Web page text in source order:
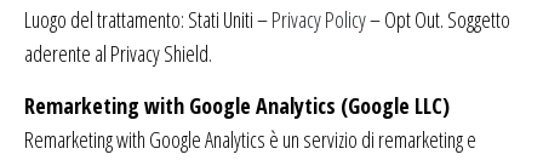
Luogo del trattamento: Stati Uniti –Privacy Policy– Opt Out. Soggetto
aderente al Privacy Shield.
Remarketing with Google Analytics (Google LLC)
Remarketing with Google Analytics è un servizio di remarketing e